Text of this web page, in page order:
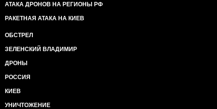
АТАКА ДРОНОВ НА РЕГИОНЫ РФ
РАКЕТНАЯ АТАКА НА КИЕВ
ОБСТРЕЛ
ЗЕЛЕНСКИЙ ВЛАДИМИР
ДРОНЫ
РОССИЯ
КИЕВ
УНИЧТОЖЕНИЕ